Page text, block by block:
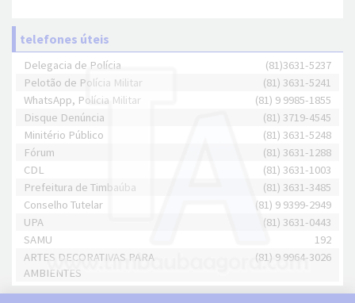
telefones úteis
Delegacia de Polícia
(81)3631-5237
Pelotão de Polícia Militar
(81) 3631-5241
WhatsApp, Polícia Militar
(81) 9 9985-1855
Disque Denúncia
(81) 3719-4545
Minitério Público
(81) 3631-5248
Fórum
(81) 3631-1288
CDL
(81) 3631-1003
Prefeitura de Timbaúba
(81) 3631-3485
Conselho Tutelar
(81) 9 9399-2949
UPA
(81) 3631-0443
SAMU
192
ARTES DECORATIVAS PARA
AMBIENTES
(81) 9 9964-3026